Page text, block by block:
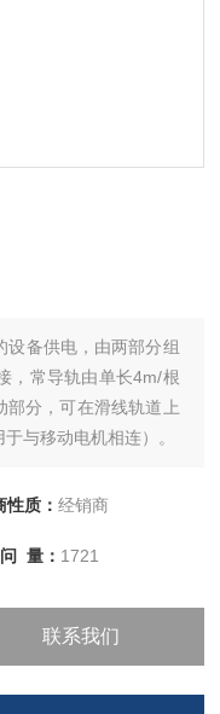
设备供电，由两部分组
，常导轨由单长4m/根
分，可在滑线轨道上
与移动电机相连）。
全滑触线，电缆安全
性质： 经销商
量： 1721
联系我们